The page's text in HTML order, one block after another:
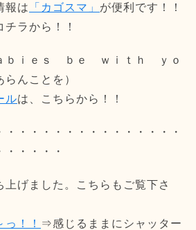
報は 「カゴスマ」 が便利です！！
チラから！！
ｉｅｓ ｂｅ ｗｉｔｈ ｙｏ
んことを）
ルは、こちらから！！
・・・・・・・・・・・・・・・
・・・・・
上げました。こちらもご覧下さ
！！ ⇒感じるままにシャッター